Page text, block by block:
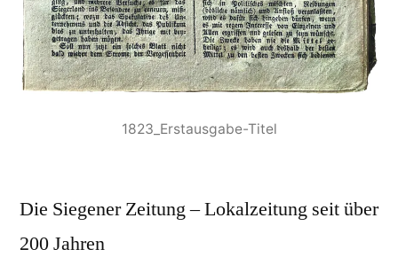
1823_Erstausgabe-Titel
Die Siegener Zeitung – Lokalzeitung seit über
200 Jahren